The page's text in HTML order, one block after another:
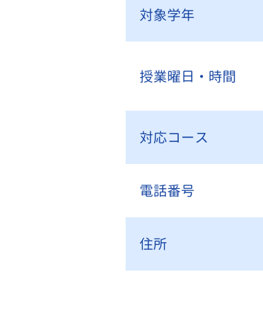
対象学年
授業曜日・時間
対応コース
電話番号
住所